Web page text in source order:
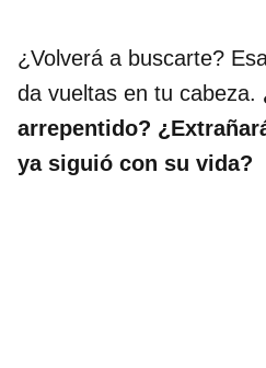
V
i
¿Volverá a buscarte?
da vueltas en tu cabeza.
arrepentido?
ya siguió con su vida?